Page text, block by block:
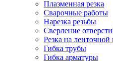
Плазменная резка
Сварочные работы
Нарезка резьбы
Сверление
Резка на ленточной
Гибка трубы
Гибка арматуры